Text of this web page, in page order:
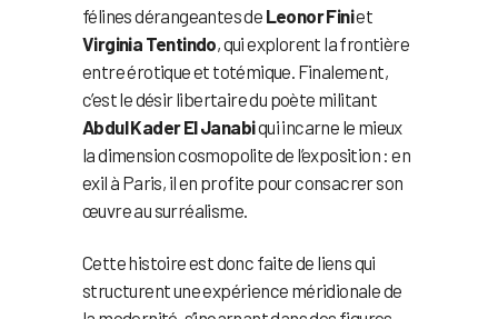
félines dérangeantes de Leonor Finiet
Virginia Tentindo, qui explorent la frontière
entre érotique et totémique. Finalement,
c’est le désir libertaire du poète militant
Abdul Kader El Janabiqui incarne le mieux
la dimension cosmopolite de l’exposition : en
exil à Paris, il en profite pour consacrer son
œuvre au surréalisme.
Cette histoire est donc faite de liens qui
structurent une expérience méridionale de